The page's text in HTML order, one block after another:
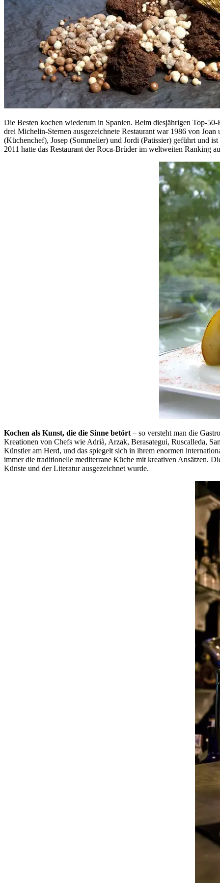
Die Besten kochen wiederum in Spanien. Beim diesjährigen Top-
drei Michelin-Sternen ausgezeichnete Restaurant war 1986 von
(Küchenchef), Josep (Sommelier) und Jordi (Patissier) geführt und
2011 hatte das Restaurant der Roca-Brüder im weltweiten Ranking
Kochen als Kunst, die die Sinne betört – so versteht man die
Kreationen von Chefs wie Adrià, Arzak, Berasategui, Ruscalleda,
Künstler am Herd, und das spiegelt sich in ihrem enormen
immer die traditionelle mediterrane Küche mit kreativen Ansätzen.
Künste und der Literatur ausgezeichnet wurde.